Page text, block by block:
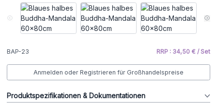
BAP-23 RRP : 34,50 € / Set
Anmelden oder Registrieren für Großhandelspreise
Produktspezifikationen & Dokumentationen